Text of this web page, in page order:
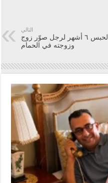
التالي
الحبس ٦ أشهر لرجل صوّر زوج
وزوجته في الحمام